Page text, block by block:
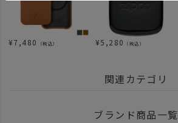
¥7,480 （税込） ¥5,280 （税込）
関連カテゴリ
ブランド商品一覧